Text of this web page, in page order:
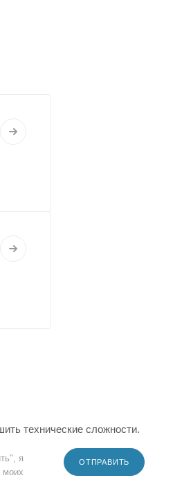
технические сложности.
я
моих
ОТПРАВИТЬ